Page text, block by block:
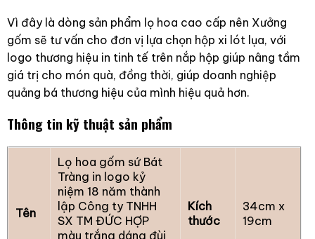
Vì đây là dòng sản phẩm lọ hoa cao cấp nên Xưởng
gốm sẽ tư vấn cho đơn vị lựa chọn hộp xi lót lụa, với
logo thương hiệu in tinh tế trên nắp hộp giúp nâng tầm
giá trị cho món quà, đồng thời, giúp doanh nghiệp
quảng bá thương hiệu của mình hiệu quả hơn.
Thông tin kỹ thuật sản phẩm
Tên
Lọ hoa gốm sứ Bát
Tràng in logo kỷ
niệm 18 năm thành
lập Công ty TNHH
SX TM ĐỨC HỢP
màu trắng dáng đùi
Kích
thước
34cm x
19cm